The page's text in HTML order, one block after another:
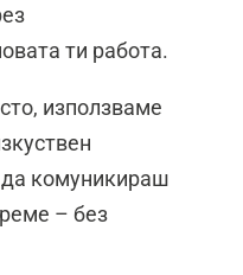
ти работа.
използваме
комуникираш
– без